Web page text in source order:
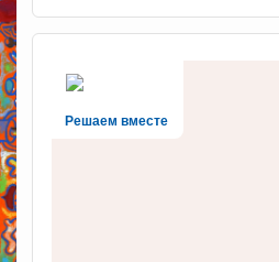
Решаем вместе